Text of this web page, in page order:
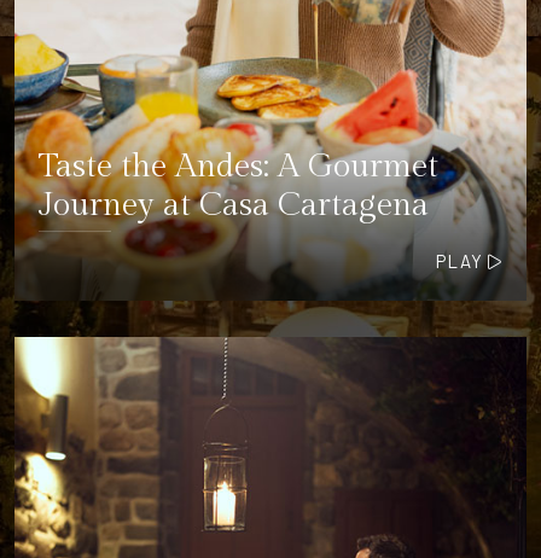
Taste the Andes: A Gourmet
Journey at Casa Cartagena
PLAY